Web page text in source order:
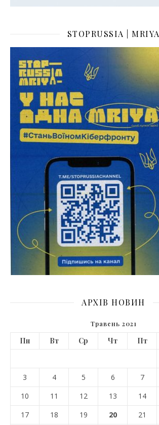
STOPRUSSIA | MRIYA
АРХІВ НОВИН
Травень 2021
Пн Вт Ср Чт Пт
3
4 5 6 7
10
11 12 13 14
17
18 19 20 21